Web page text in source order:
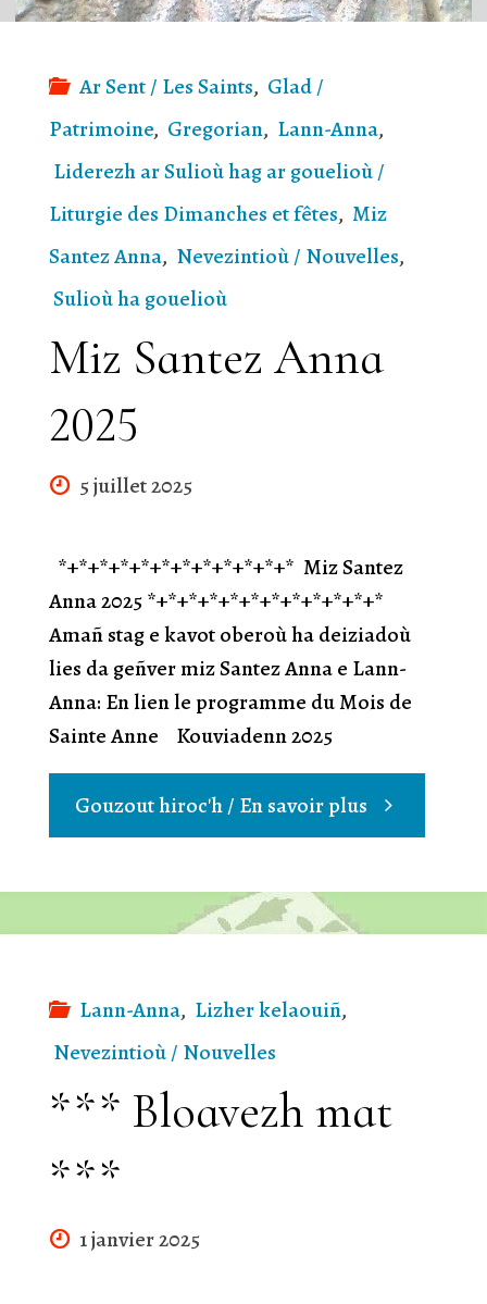
Ar Sent / Les Saints, Glad /
Patrimoine, Gregorian, Lann-Anna,
Liderezh ar Sulioù hag ar gouelioù /
Liturgie des Dimanches et fêtes, Miz
Santez Anna, Nevezintioù / Nouvelles,
Sulioù ha gouelioù
Miz Santez Anna
2025
5 juillet 2025
*+*+*+*+*+*+*+*+*+*+*+* Miz Santez
Anna 2025 *+*+*+*+*+*+*+*+*+*+*+*
Amañ stag e kavot oberoù ha deiziadoù
lies da geñver miz Santez Anna e Lann-
Anna: En lien le programme du Mois de
Sainte Anne Kouviadenn 2025
Gouzout hiroc'h / En savoir plus"Miz
Anna
Lann-Anna, Lizher kelaouiñ,
Nevezintioù / Nouvelles
*** Bloavezh mat
***
1 janvier 2025